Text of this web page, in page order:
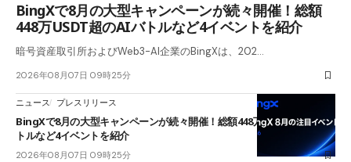
BingXで8月の大型キャンペーンが続々開催！総額
448万USDT超のAIバトルなど4イベントを紹介
暗号資産取引所およびWeb3-AI企業のBingXは、202…
2026年08月07日 09時25分
ニュース プレスリリース
BingXで8月の大型キャンペーンが続々開催！総額448万USDT超のAIバ
トルなど4イベントを紹介
2026年08月07日 09時25分